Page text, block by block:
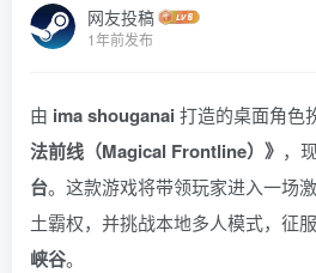
网友投稿
1年前发布
由 ima shouganai 打造的桌面角色
法前线（Magical Frontline）》 ，
台。这款游戏将带领玩家进入一场
土霸权，并挑战本地多人模式，征服
峡谷。